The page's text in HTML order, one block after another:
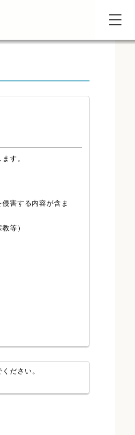
す。
害する内容が含ま
等）
ださい。